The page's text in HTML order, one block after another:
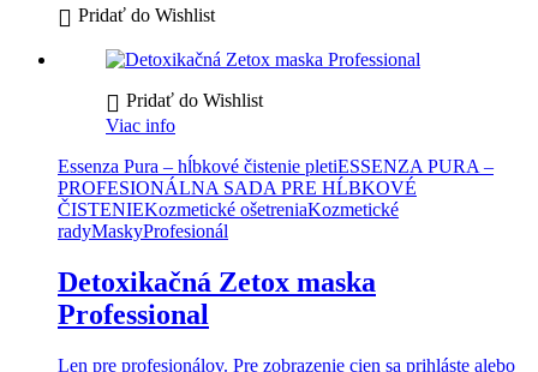
Pridať do Wishlist
Pridať do Wishlist
Viac info
Essenza Pura – hĺbkové čistenie pletiESSENZA PURA –
PROFESIONÁLNA SADA PRE HĹBKOVÉ
ČISTENIEKozmetické ošetreniaKozmetické
radyMaskyProfesionál
Detoxikačná Zetox maska
Professional
Len pre profesionálov. Pre zobrazenie cien sa prihláste alebo